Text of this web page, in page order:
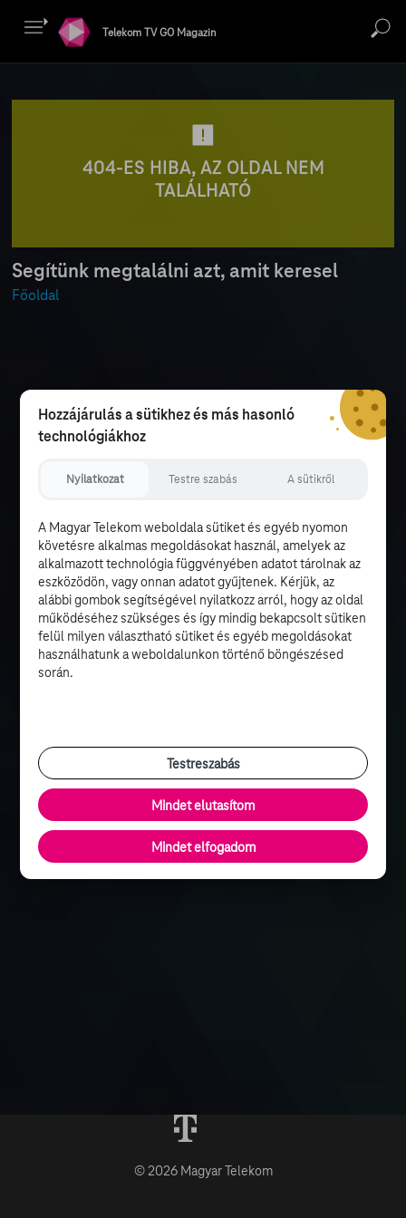
Telekom TV GO Magazin
404-ES HIBA, AZ OLDAL NEM
TALÁLHATÓ
Segítünk megtalálni azt, amit keresel
Főoldal
© 2026 Magyar Telekom
Hozzájárulás a sütikhez és más hasonló
technológiákhoz
Nyilatkozat Testre szabás A sütikről
A Magyar Telekom weboldala sütiket és egyéb nyomon
követésre alkalmas megoldásokat használ, amelyek az
alkalmazott technológia függvényében adatot tárolnak az
eszközödön, vagy onnan adatot gyűjtenek. Kérjük, az
alábbi gombok segítségével nyilatkozz arról, hogy az oldal
működéséhez szükséges és így mindig bekapcsolt sütiken
felül milyen választható sütiket és egyéb megoldásokat
használhatunk a weboldalunkon történő böngészésed
során.
Testreszabás
Mindet elutasítom
Mindet elfogadom